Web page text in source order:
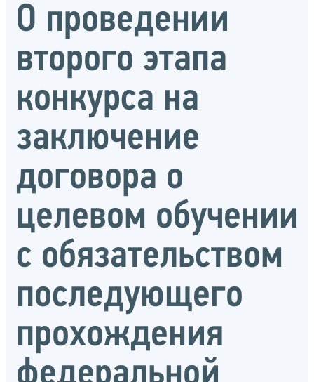
О проведении
второго этапа
конкурса на
заключение
договора о
целевом обучении
с обязательством
последующего
прохождения